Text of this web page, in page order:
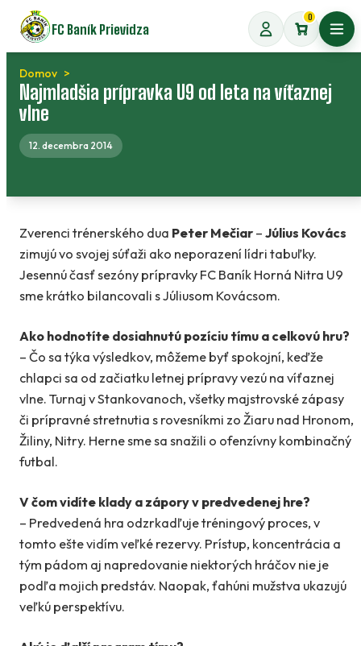
Preskočiť
na
obsah
FC Baník Prievidza
0
Domov
Najmladšia prípravka U9 od leta na víťaznej
vlne
12. decembra 2014
Zverenci trénerského dua Peter Mečiar – Július Kovács
zimujú vo svojej súťaži ako neporazení lídri tabuľky.
Jesennú časť sezóny prípravky FC Baník Horná Nitra U9
sme krátko bilancovali s Júliusom Kovácsom.
Ako hodnotíte dosiahnutú pozíciu tímu a celkovú hru?
– Čo sa týka výsledkov, môžeme byť spokojní, keďže
chlapci sa od začiatku letnej prípravy vezú na víťaznej
vlne. Turnaj v Stankovanoch, všetky majstrovské zápasy
či prípravné stretnutia s rovesníkmi zo Žiaru nad Hronom,
Žiliny, Nitry. Herne sme sa snažili o ofenzívny kombinačný
futbal.
V čom vidíte klady a zápory v predvedenej hre?
– Predvedená hra odzrkadľuje tréningový proces, v
tomto ešte vidím veľké rezervy. Prístup, koncentrácia a
tým pádom aj napredovanie niektorých hráčov nie je
podľa mojich predstáv. Naopak, ťahúni mužstva ukazujú
veľkú perspektívu.